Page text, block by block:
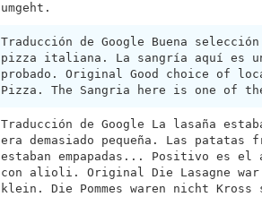
umgeht.
Traducción de Google Buena
pizza italiana. La sangría aquí es
probado. Original Good choice of
Pizza. The Sangria here is one of
Traducción de Google La lasaña
era demasiado pequeña. Las
estaban empapadas... Positivo es
con alioli. Original Die Lasagne
klein. Die Pommes waren nicht